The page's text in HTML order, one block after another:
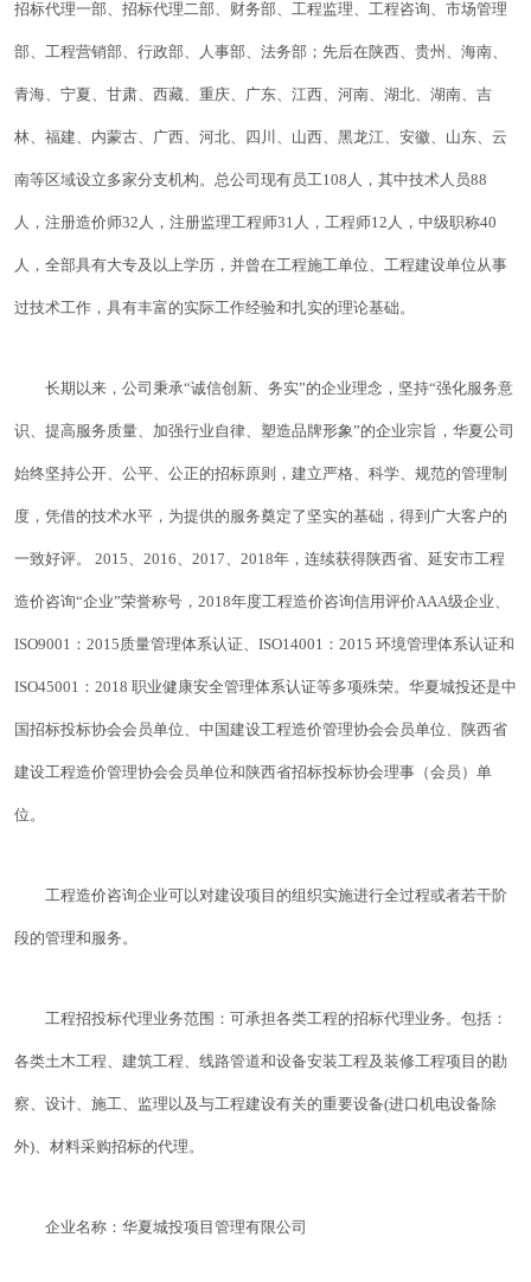
招标代理一部、招标代理二部、财务部、工程监理、工程咨询、市场管理
部、工程营销部、行政部、人事部、法务部；先后在陕西、贵州、海南、
青海、宁夏、甘肃、西藏、重庆、广东、江西、河南、湖北、湖南、吉
林、福建、内蒙古、广西、河北、四川、山西、黑龙江、安徽、山东、云
南等区域设立多家分支机构。总公司现有员工108人，其中技术人员88
人，注册造价师32人，注册监理工程师31人，工程师12人，中级职称40
人，全部具有大专及以上学历，并曾在工程施工单位、工程建设单位从事
过技术工作，具有丰富的实际工作经验和扎实的理论基础。
长期以来，公司秉承“诚信创新、务实”的企业理念，坚持“强化服务意
识、提高服务质量、加强行业自律、塑造品牌形象”的企业宗旨，华夏公司
始终坚持公开、公平、公正的招标原则，建立严格、科学、规范的管理制
度，凭借的技术水平，为提供的服务奠定了坚实的基础，得到广大客户的
一致好评。 2015、2016、2017、2018年，连续获得陕西省、延安市工程
造价咨询“企业”荣誉称号，2018年度工程造价咨询信用评价AAA级企业、
ISO9001：2015质量管理体系认证、ISO14001：2015 环境管理体系认证和
ISO45001：2018 职业健康安全管理体系认证等多项殊荣。华夏城投还是中
国招标投标协会会员单位、中国建设工程造价管理协会会员单位、陕西省
建设工程造价管理协会会员单位和陕西省招标投标协会理事（会员）单
位。
工程造价咨询企业可以对建设项目的组织实施进行全过程或者若干阶
段的管理和服务。
工程招投标代理业务范围：可承担各类工程的招标代理业务。包括：
各类土木工程、建筑工程、线路管道和设备安装工程及装修工程项目的勘
察、设计、施工、监理以及与工程建设有关的重要设备(进口机电设备除
外)、材料采购招标的代理。
企业名称：华夏城投项目管理有限公司